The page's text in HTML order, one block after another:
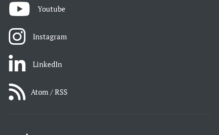
Youtube
Instagram
LinkedIn
Atom / RSS